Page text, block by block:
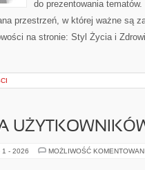
do prezentowania
przestrzeń, w której ważne są
na stronie: Styl Życia i
1 - 2026 MOŻLIWOŚĆ